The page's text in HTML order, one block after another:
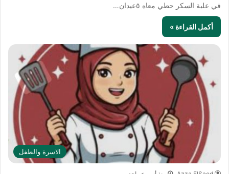
في علبة السكر حطي معاه ٥عيدان…
أكمل القراءة »
الاسرة والطفل